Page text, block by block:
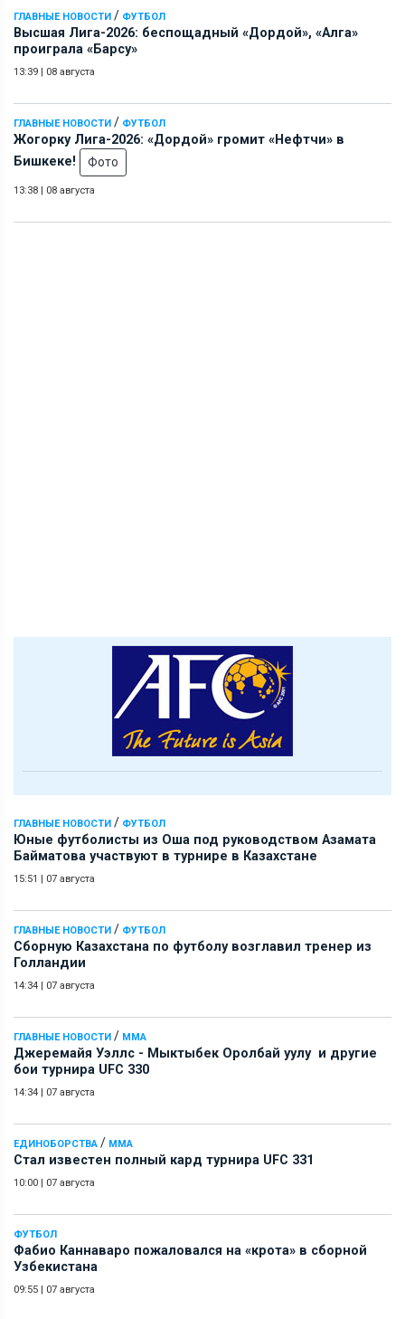
ГЛАВНЫЕ НОВОСТИ / ФУТБОЛ
Высшая Лига-2026: беспощадный «Дордой», «Алга»
проиграла «Барсу»
13:39 08 августа
ГЛАВНЫЕ НОВОСТИ / ФУТБОЛ
Жогорку Лига-2026: «Дордой» громит «Нефтчи» в
Бишкеке!
Фото
13:38 08 августа
ГЛАВНЫЕ НОВОСТИ / ФУТБОЛ
Юные футболисты из Оша под руководством Азамата
Байматова участвуют в турнире в Казахстане
15:51 07 августа
ГЛАВНЫЕ НОВОСТИ / ФУТБОЛ
Сборную Казахстана по футболу возглавил тренер из
Голландии
14:34 07 августа
ГЛАВНЫЕ НОВОСТИ / ММА
Джеремайя Уэллс - Мыктыбек Оролбай уулу и другие
бои турнира UFC 330
14:34 07 августа
ЕДИНОБОРСТВА / ММА
Стал известен полный кард турнира UFC 331
10:00 07 августа
ФУТБОЛ
Фабио Каннаваро пожаловался на «крота» в сборной
Узбекистана
09:55 07 августа